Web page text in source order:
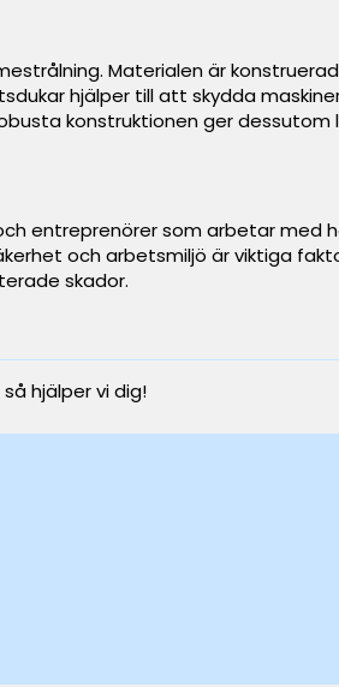
Materialen är
hjälper till att skydda
konstruktionen ger
entreprenörer som arbetar med
och arbetsmiljö är viktiga
skador.
så hjälper vi dig!